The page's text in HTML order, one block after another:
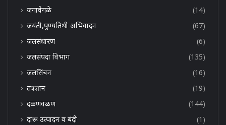
जगावेगळे
(14)
जयंती,पुण्यतिथी अभिवादन
(67)
जलसंधारण
(6)
जलसंपदा विभाग
(135)
जलसिंचन
(16)
तंत्रज्ञान
(19)
दळणवळण
(144)
दारू उत्पादन व बंदी
(1)